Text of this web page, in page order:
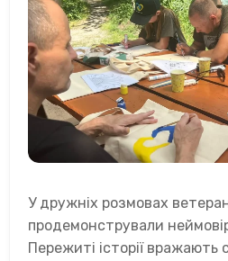
У дружніх розмовах
продемонстрували
Пережиті історії